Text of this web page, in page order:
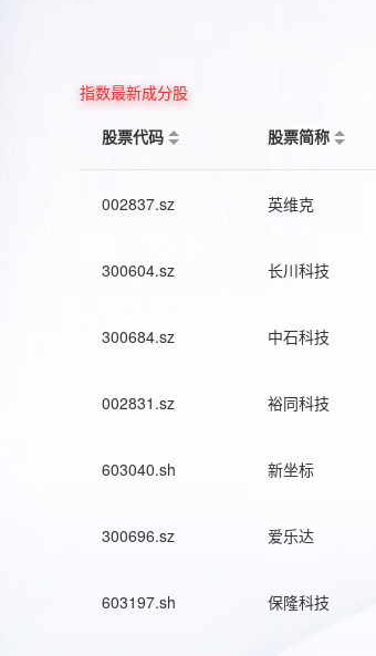
指数最新成分股
股票代码
股票简称
002837.sz 英维克
300604.sz 长川科技
300684.sz 中石科技
002831.sz 裕同科技
603040.sh 新坐标
300696.sz 爱乐达
603197.sh 保隆科技